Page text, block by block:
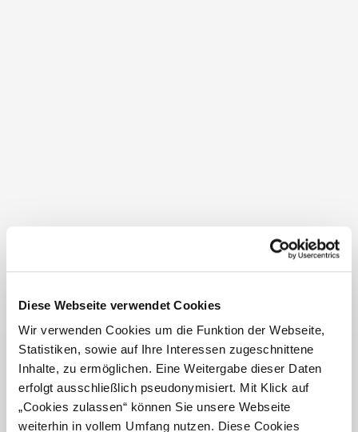
Diese Webseite verwendet Cookies
Wir verwenden Cookies um die Funktion der Webseite,
Statistiken, sowie auf Ihre Interessen zugeschnittene
Inhalte, zu ermöglichen. Eine Weitergabe dieser Daten
erfolgt ausschließlich pseudonymisiert. Mit Klick auf
„Cookies zulassen“ können Sie unsere Webseite
weiterhin in vollem Umfang nutzen. Diese Cookies
Waldviertelské vrchoviny mezi Bad Großpertholz a
skandinávského charakteru. Husté jehličnaté lesy jsou
uvolňovány ostrovními poli a loukami, rybníky a
vyvýšeninami. Mezi nimi jsou nachází bizarní skalní
útvary. Impozantní rozhledna na Schwarzenbergu
nabízí nádherný výhled na toto pozadí. I v severním
lese se v létě můžete zahřát. Příjemné ochlazení nabízí
Stierhüblteich u Karlstiftu.